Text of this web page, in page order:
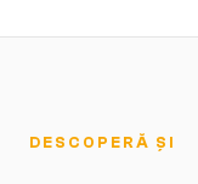
DESCOPERĂ ȘI